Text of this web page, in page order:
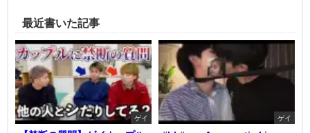
最近書いた記事
ゲイ ゲイ